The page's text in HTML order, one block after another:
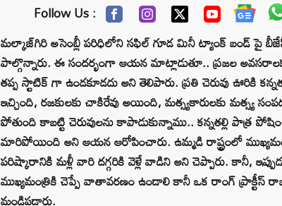
Follow Us :
మల్కాజ్‌గిరి అసెంబ్లీ పరిధిలోని సఫిల్ గూడ మినీ ట్యాంక్ బండ్ పై
పాల్గొన్నారు. ఈ సందర్భంగా ఆయన మాట్లాడుతూ.. ప్రజల
తప్ప స్టాటిక్ గా ఉండకూడదు అని తెలిపారు. ప్రతి చెరువు ఊరికి
ఇచ్చింది, రజకులకు చాకిరేవు అయింది, మత్స్యకారులకు మత్స్య
పోతుంది కాబట్టి చెరువులను కాపాడుకున్నాము.. కన్నతల్లి పాత్ర
మారిపోయింది అని ఆయన ఆరోపించారు. ఉమ్మడి రాష్ట్రంలో
పరిష్కారానికి మళ్లీ వారి దగ్గరికి వెళ్లే వాడిని అని చెప్పారు. కానీ,
ముఖ్యమంత్రికి చెప్పే వాతావరణం ఉండాలి కానీ ఒక రాంగ్ ప్రాక్టీస్
మండిపడ్డారు.